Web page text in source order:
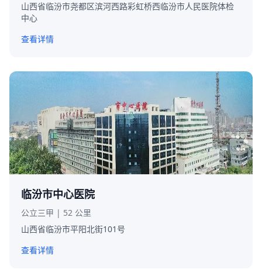
山西省临汾市尧都区滨河西路彩虹桥西临汾市人民医院体检
中心
查看详情
临汾市中心医院
公立三甲 | 52 公里
山西省临汾市平阳北街101号
查看详情